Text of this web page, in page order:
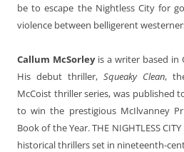
be to escape the Nightless City for
violence between belligerent
Callum McSorleyis a writer based in
His debut thriller, Squeaky Clean,
McCoist thriller series, was published
to win the prestigious McIlvanney
Book of the Year. THE NIGHTLESS CITY
historical thrillers set in nineteenth-